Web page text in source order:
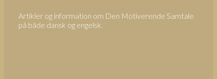
Artikler og information om Den Motiverende Samtale
på både dansk og engelsk.